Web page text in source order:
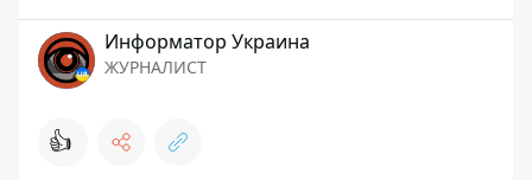
Информатор Украина
ЖУРНАЛИСТ
👍